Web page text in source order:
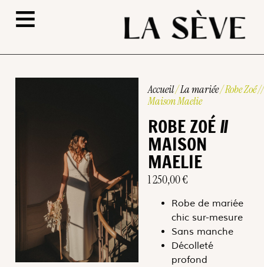
≡
Accueil/La mariée/ Robe Zoé //
Maison Maelie
ROBE ZOÉ //
MAISON
MAELIE
1 250,00€
Robe de mariée
chic sur-mesure
Sans manche
Décolleté
profond